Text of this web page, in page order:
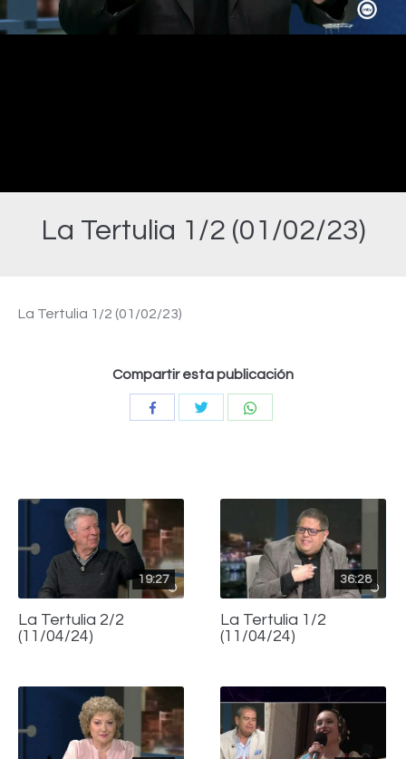
La Tertulia 1/2 (01/02/23)
Video
La Tertulia 1/2 (01/02/23)
Compartir esta publicación
CompartirCompartir
19:27
La Tertulia 2/2
(11/04/24)
36:28
La Tertulia 1/2
(11/04/24)